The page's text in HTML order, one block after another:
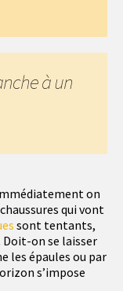
on
qui vont
sont tentants,
Doit-on se laisser
les épaules ou par
s’impose
à un